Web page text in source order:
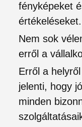
fényképeket
értékeléseket.
Nem sok
erről a
Erről a
jelenti, hogy
minden